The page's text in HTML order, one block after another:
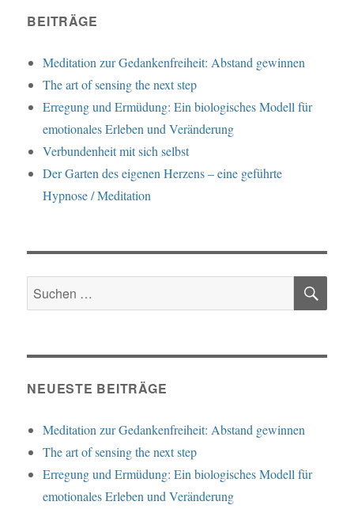
BEITRÄGE
Meditation zur Gedankenfreiheit: Abstand gewinnen
The art of sensing the next step
Erregung und Ermüdung: Ein biologisches Modell für
emotionales Erleben und Veränderung
Verbundenheit mit sich selbst
Der Garten des eigenen Herzens – eine geführte
Hypnose / Meditation
Suche
nach:
NEUESTE BEITRÄGE
Meditation zur Gedankenfreiheit: Abstand gewinnen
The art of sensing the next step
Erregung und Ermüdung: Ein biologisches Modell für
emotionales Erleben und Veränderung